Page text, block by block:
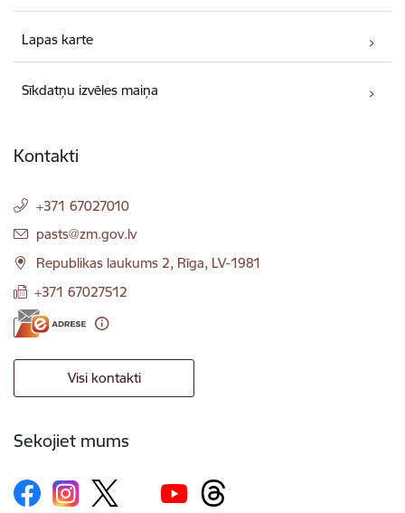
Lapas karte
Sīkdatņu izvēles maiņa
Kontakti
+371 67027010
E-pasts:
pasts@zm.gov.lv
Republikas laukums 2, Rīga, LV-1981
+371 67027512
Visi kontakti
Sekojiet mums